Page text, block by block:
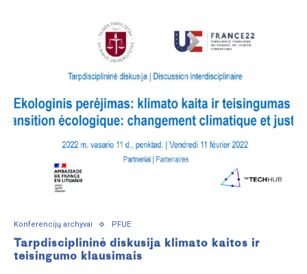
Konferencijų archyvai PFUE
Tarpdisciplininė diskusija klimato kaitos ir
teisingumo klausimais